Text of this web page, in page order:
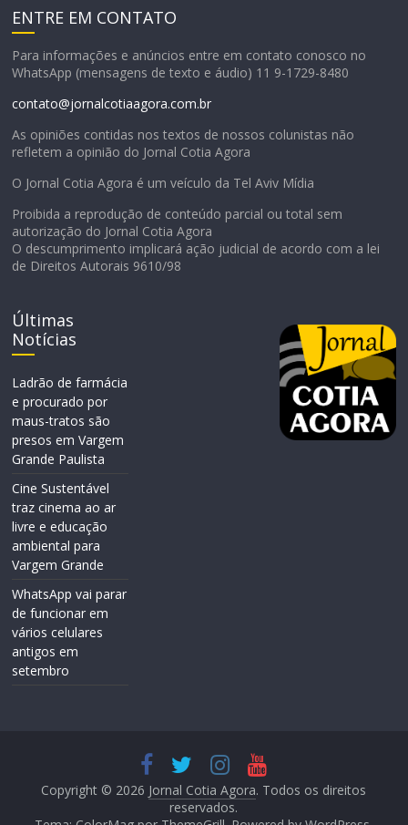
ENTRE EM CONTATO
Para informações e anúncios entre em contato conosco no
WhatsApp (mensagens de texto e áudio) 11 9-1729-8480
contato@jornalcotiaagora.com.br
As opiniões contidas nos textos de nossos colunistas não
refletem a opinião do Jornal Cotia Agora
O Jornal Cotia Agora é um veículo da Tel Aviv Mídia
Proibida a reprodução de conteúdo parcial ou total sem
autorização do Jornal Cotia Agora
O descumprimento implicará ação judicial de acordo com a lei
de Direitos Autorais 9610/98
Últimas
Notícias
Ladrão de farmácia
e procurado por
maus-tratos são
presos em Vargem
Grande Paulista
Cine Sustentável
traz cinema ao ar
livre e educação
ambiental para
Vargem Grande
WhatsApp vai parar
de funcionar em
vários celulares
antigos em
setembro
Copyright © 2026 Jornal Cotia Agora. Todos os direitos
reservados.